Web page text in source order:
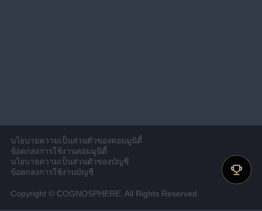
นโยบายความเป็นส่วนตัวของคอมมูนิตี้
ข้อตกลงการใช้งานคอมมูนิตี้
นโยบายความเป็นส่วนตัวของบัญชี
ข้อตกลงการใช้งานบัญชี
Copyright © COGNOSPHERE. All Rights Reserved.